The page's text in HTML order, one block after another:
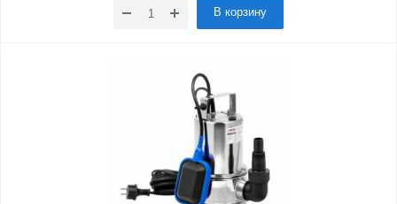
В корзину